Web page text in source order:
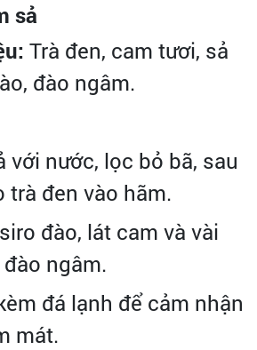
sả
Trà đen, cam tươi, sả
đào ngâm.
với nước, lọc bỏ bã, sau
trà đen vào hãm.
đào, lát cam và vài
ngâm.
đá lạnh để cảm nhận
mát.